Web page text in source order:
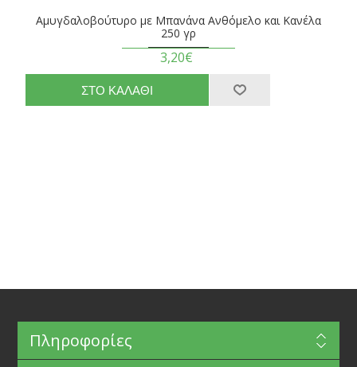
Αμυγδαλοβούτυρο με Μπανάνα Ανθόμελο και Κανέλα
250 γρ
3,20€
Πληροφορίες